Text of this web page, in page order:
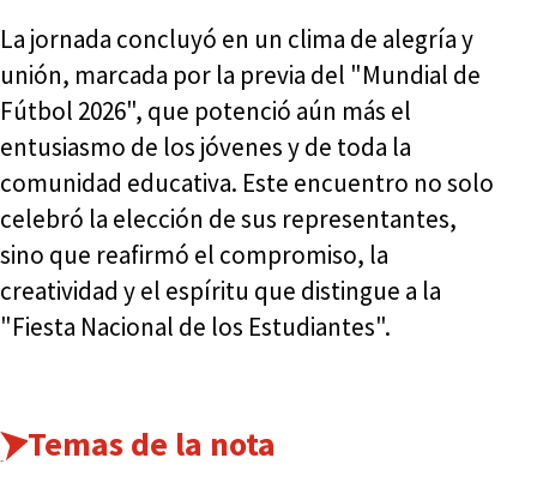
La jornada concluyó en un clima de alegría y
unión, marcada por la previa del "Mundial de
Fútbol 2026", que potenció aún más el
entusiasmo de los jóvenes y de toda la
comunidad educativa. Este encuentro no solo
celebró la elección de sus representantes,
sino que reafirmó el compromiso, la
creatividad y el espíritu que distingue a la
"Fiesta Nacional de los Estudiantes".
Temas de la nota